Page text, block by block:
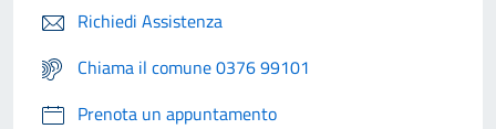
Richiedi Assistenza
Chiama il comune 0376 99101
Prenota un appuntamento